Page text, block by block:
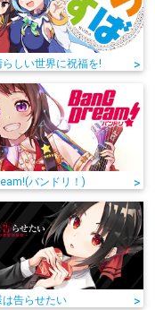
らしい世界に祝福を! >
バンドリ！) >
告らせたい >